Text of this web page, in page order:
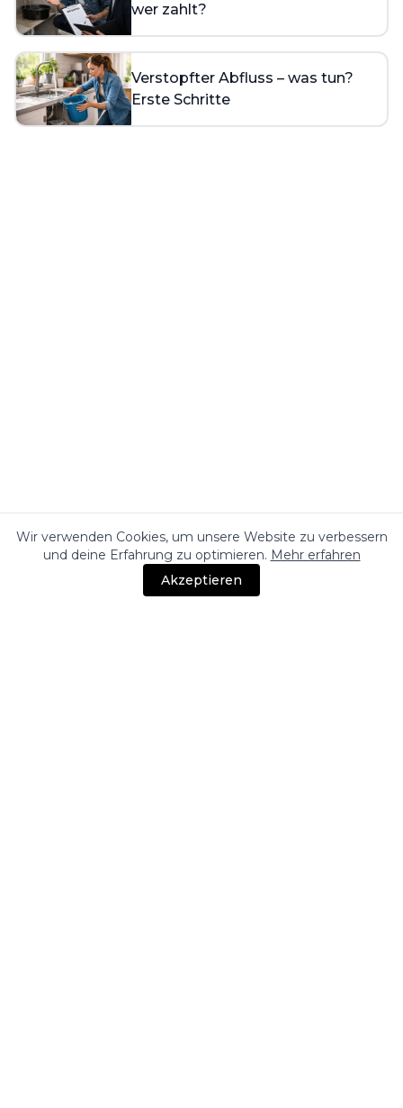
wer zahlt?
Verstopfter Abfluss – was tun?
Erste Schritte
Wir verwenden Cookies, um unsere Website zu verbessern
und deine Erfahrung zu optimieren. Mehr erfahren
Akzeptieren